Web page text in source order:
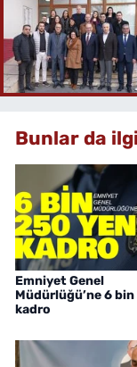
Bunlar da
Emniyet Genel
Müdürlüğü’ne 6
kadro